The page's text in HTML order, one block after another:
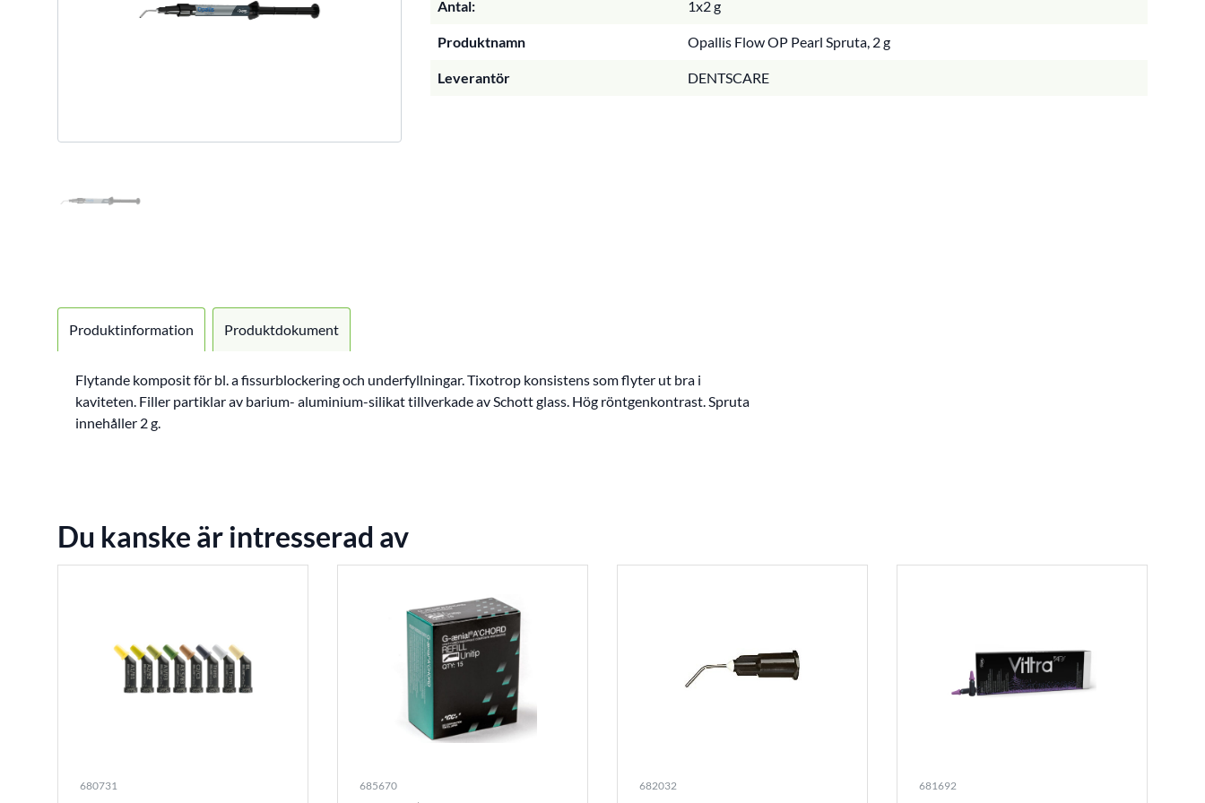
Antal: 1x2 g
Produktnamn Opallis Flow OP Pearl Spruta, 2 g
Leverantör DENTSCARE
Produktinformation
Flytande komposit för bl. a fissurblockering och underfyllningar. Tixotrop konsistens som flyter ut bra i
kaviteten. Filler partiklar av barium- aluminium-silikat tillverkade av Schott glass. Hög röntgenkontrast. Spruta
innehåller 2 g.
Produktdokument
Du kanske är intresserad av
680731 685670 682032 681692